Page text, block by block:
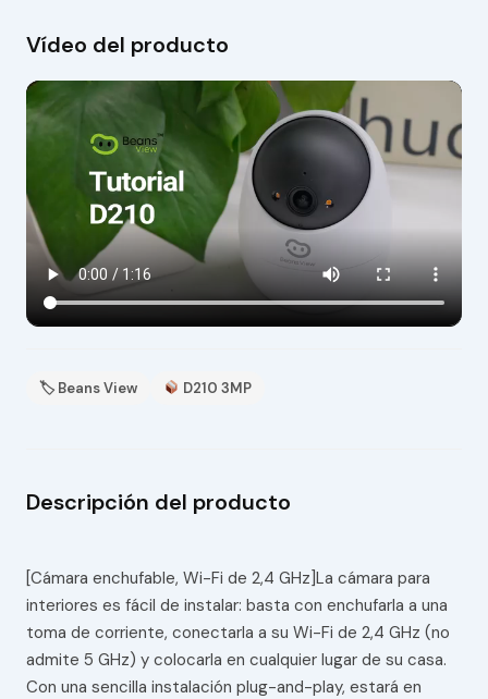
Vídeo del producto
🏷 Beans View D210 3MP
Descripción del producto
[Cámara enchufable, Wi-Fi de 2,4 GHz]La cámara para
interiores es fácil de instalar: basta con enchufarla a una
toma de corriente, conectarla a su Wi-Fi de 2,4 GHz (no
admite 5 GHz) y colocarla en cualquier lugar de su casa.
Con una sencilla instalación plug-and-play, estará en